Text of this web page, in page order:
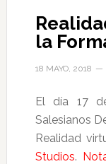
la
18 MAYO, 2018
El día 17
Salesianos
Realidad
Studios.